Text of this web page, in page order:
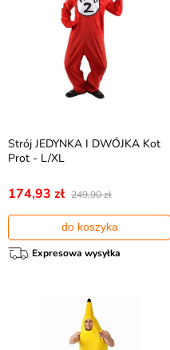
Strój JEDYNKA I DWÓJKA Kot
Prot - L/XL
174,93 zł 249,90 zł
do koszyka
Expresowa wysyłka